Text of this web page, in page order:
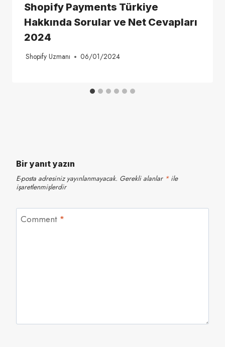
Shopify Payments Türkiye
Hakkında Sorular ve Net Cevapları
2024
Shopify Uzmanı 06/01/2024
Bir yanıt yazın
E-posta adresiniz yayınlanmayacak. Gerekli alanlar *ile
işaretlenmişlerdir
Comment *